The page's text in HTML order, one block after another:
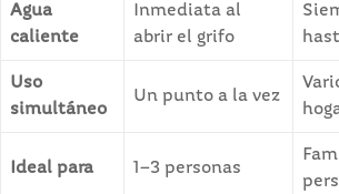
Agua
caliente
Inmediata al
abrir el grifo
Uso
simultáneo
Un punto a la vez
Ideal para 1–3 personas